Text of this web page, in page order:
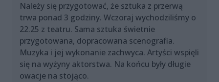
Należy się przygotować, że sztuka z przerwą
trwa ponad 3 godziny. Wczoraj wychodziliśmy o
22.25 z teatru. Sama sztuka świetnie
przygotowana, dopracowana scenografia.
Muzyka i jej wykonanie zachwyca. Artyści wspięli
się na wyżyny aktorstwa. Na końcu były długie
owacje na stojąco.